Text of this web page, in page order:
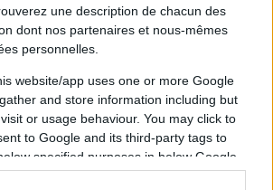
une description de chacun des
dont nos partenaires et nous-mêmes
personnelles.
website/app uses one or more Google
and store information including but
or usage behaviour. You may click to
to Google and its third-party tags to
specified purposes in below Google
ci-dessous la liste des futurs
à la télévision en France de